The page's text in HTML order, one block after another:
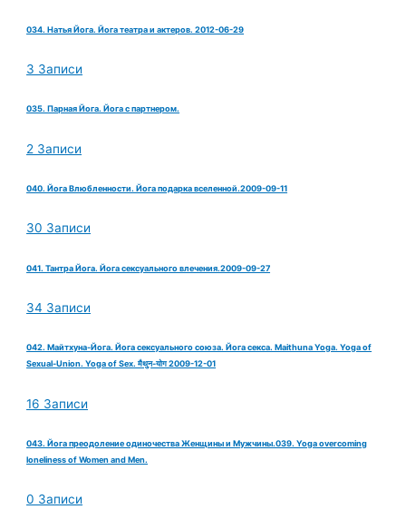
034. Натья Йога. Йога театра и актеров. 2012-06-29
3 Записи
035. Парная Йога. Йога с партнером.
2 Записи
040. Йога Влюбленности. Йога подарка вселенной.2009-09-11
30 Записи
041. Тантра Йога. Йога сексуального влечения.2009-09-27
34 Записи
042. Майтхуна-Йога. Йога сексуального союза. Йога секса. Maithuna Yoga. Yoga of
Sexual-Union. Yoga of Sex. मैथुन-योग 2009-12-01
16 Записи
043. Йога преодоление одиночества Женщины и Мужчины.039. Yoga overcoming
loneliness of Women and Men.
0 Записи